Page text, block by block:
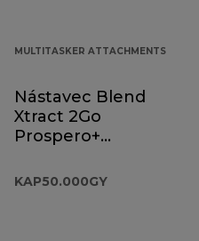
MULTITASKER ATTACHMENTS
Nástavec Blend
Xtract 2Go
Prospero+
KAP50.000GY